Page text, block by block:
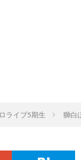
ライブ5期生 獅白